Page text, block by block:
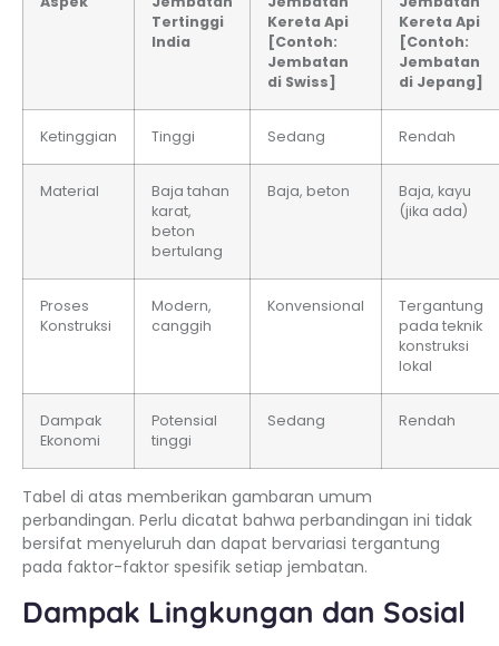
Tertinggi
India
Kereta Api
[Contoh:
Jembatan
di Swiss]
Kereta Api
[Contoh:
Jembatan
di Jepang]
Ketinggian Tinggi Sedang Rendah
Material
Baja tahan
karat,
beton
bertulang
Baja, beton
Baja, kayu
(jika ada)
Proses
Konstruksi
Modern,
canggih
Konvensional
Tergantung
pada teknik
konstruksi
lokal
Dampak
Ekonomi
Potensial
tinggi
Sedang Rendah
Tabel di atas memberikan gambaran umum
perbandingan. Perlu dicatat bahwa perbandingan ini tidak
bersifat menyeluruh dan dapat bervariasi tergantung
pada faktor-faktor spesifik setiap jembatan.
Dampak Lingkungan dan Sosial